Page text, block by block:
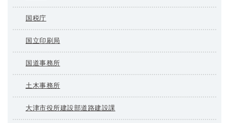
国税庁
国立印刷局
国道事務所
土木事務所
大津市役所建設部道路建設課